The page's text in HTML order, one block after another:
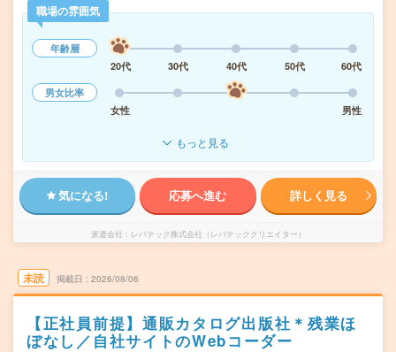
職場の雰囲気
年齢層
20代
30代 40代 50代
60代
男女比率
女性
男性
もっと見る
気になる! 応募へ進む 詳しく見る
派遣会社 レバテック株式会社（レバテッククリエイター）
未読 掲載日 2026/08/06
【正社員前提】通販カタログ出版社＊残業ほ
ぼなし／自社サイトのWebコーダー